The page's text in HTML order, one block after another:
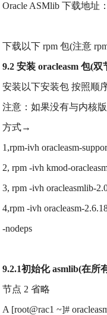
Oracle ASMlib 下载地址：
下载以下 rpm 包(注意
9.2 安装 oracleasm 包(双
安装以下安装包 按照顺
注意：如果没有与内核
方式→
1,rpm-ivh oracleasm-
2, rpm -ivh kmod-
3, rpm -ivh oracleasmlib-
4,rpm -ivh oracleasm-
-nodeps
9.2.1初始化 asmlib(在所
节点 2 省略
A [root@rac1 ~]#